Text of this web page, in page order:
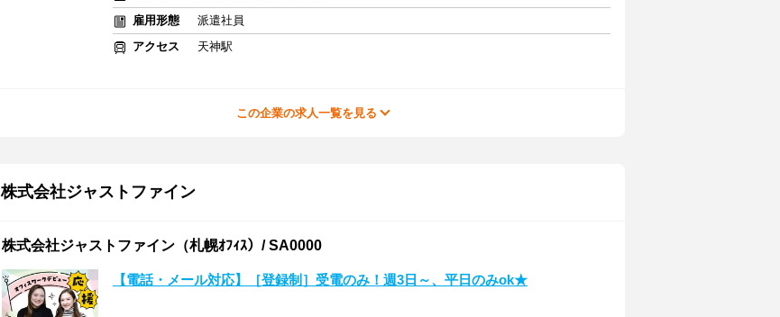
雇用形態
派遣社員
アクセス
天神駅
この企業の求人一覧を見る
株式会社ジャストファイン
株式会社ジャストファイン（札幌ｵﾌｨｽ）/ SA0000
【電話・メール対応】［登録制］受電のみ！週3日～、平日のみok★